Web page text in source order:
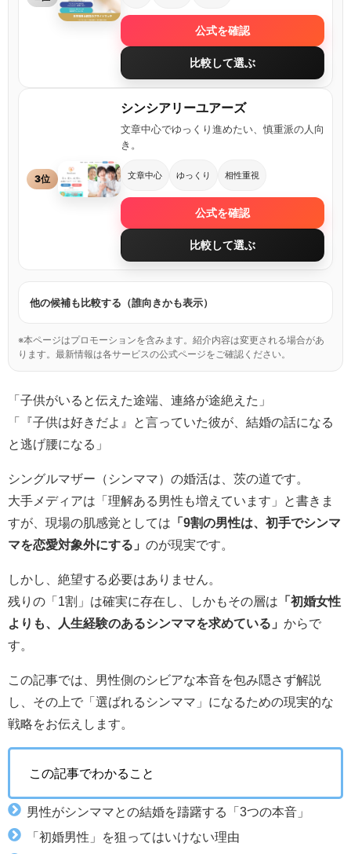
公式を確認
比較して選ぶ
3位
シンシアリーユアーズ
文章中心でゆっくり進めたい、慎重派の人向
き。
文章中心 ゆっくり 相性重視
公式を確認
比較して選ぶ
他の候補も比較する（誰向きかも表示）
※本ページはプロモーションを含みます。紹介内容は変更される場合があ
ります。最新情報は各サービスの公式ページをご確認ください。
「子供がいると伝えた途端、連絡が途絶えた」
「『子供は好きだよ』と言っていた彼が、結婚の話になる
と逃げ腰になる」
シングルマザー（シンママ）の婚活は、茨の道です。
大手メディアは「理解ある男性も増えています」と書きま
すが、現場の肌感覚としては 「9割の男性は、初手でシンマ
マを恋愛対象外にする」 のが現実です。
しかし、絶望する必要はありません。
残りの「1割」は確実に存在し、しかもその層は 「初婚女性
よりも、人生経験のあるシンママを求めている」 からで
す。
この記事では、男性側のシビアな本音を包み隠さず解説
し、その上で「選ばれるシンママ」になるための現実的な
戦略をお伝えします。
この記事でわかること
男性がシンママとの結婚を躊躇する「3つの本音」
「初婚男性」を狙ってはいけない理由